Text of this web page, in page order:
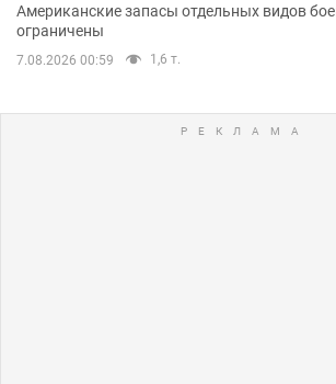
Американские запасы отдельных видов
ограничены
7.08.2026 00:59 1,6 т.